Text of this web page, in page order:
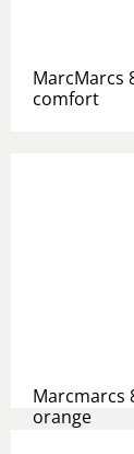
MarcMarcs
comfort
Marcmarcs
orange